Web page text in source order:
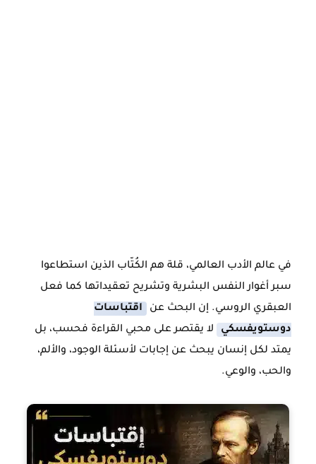
في عالم الأدب العالمي، قلة هم الكُتّاب الذين استطاعوا
سبر أغوار النفس البشرية وتشريح تعقيداتها كما فعل
العبقري الروسي. إن البحث عن
اقتباسات
دوستويفسكي
لا يقتصر على محبي القراءة فحسب، بل
يمتد لكل إنسان يبحث عن إجابات لأسئلة الوجود، والألم،
والحب، والوعي.